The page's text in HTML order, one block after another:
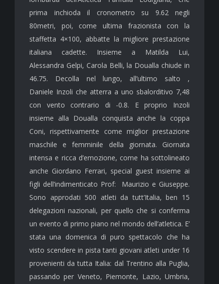
prima inchioda il cronometro su 9.62 negli
80metri, poi, come ultima frazionista con la
staffetta 4×100, abbatte la migliore prestazione
italiana cadette. Insieme a Matilda Lui,
Alessandra Gelpi, Carola Belli, la Doualla chiude in
46.75. Decolla nel lungo, all’ultimo salto ,
Daniele Inzoli che atterra a uno sbalorditivo 7,48
con vento contrario di -0.8. E proprio Inzoli
insieme alla Doualla conquista anche la coppa
Coni, rispettivamente come miglior prestazione
maschile e femminile della giornata. Giornata
intensa e ricca d’emozione, come ha sottolineato
anche Giordano Ferrari, special guest insieme ai
figli dell’indimenticato Prof: Maurizio e Giuseppe.
Sono approdati 500 atleti da tutt’Italia, ben 15
delegazioni nazionali, per quello che si conferma
un evento di primo piano nel mondo dell’atletica. E’
stata una domenica di puro spettacolo che ha
visto scendere in pista tanti giovani atleti under 16
provenienti da tutta Italia: dal Trentino alla Puglia,
passando per Veneto, Piemonte, Lazio, Umbria,